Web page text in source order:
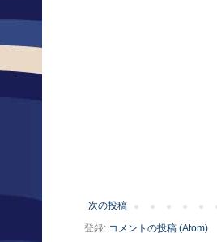
次の投稿
登録: コメントの投稿 (Atom)